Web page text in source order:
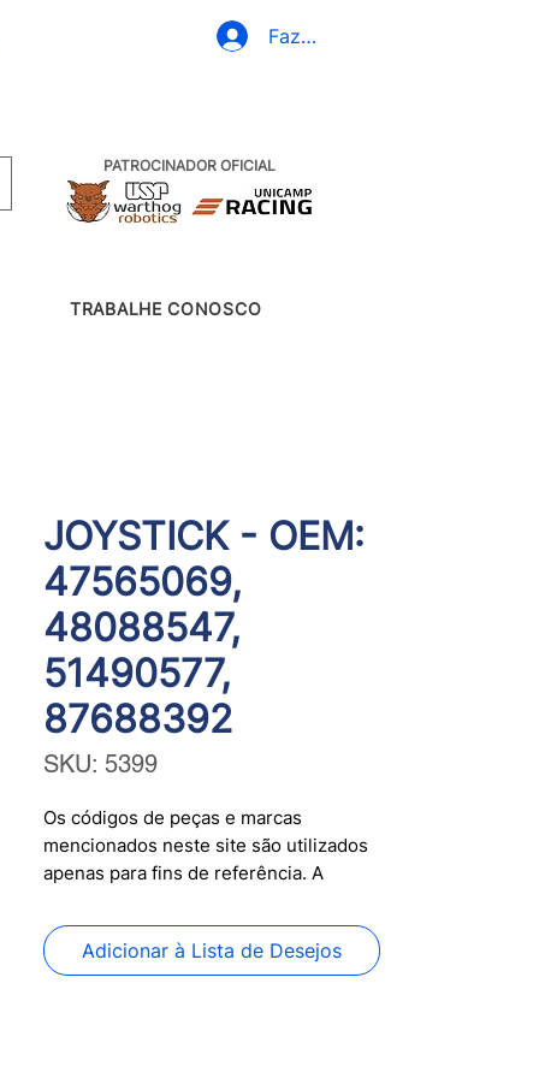
Fazer Login
PATROCINADOR OFICIAL
TRABALHE CONOSCO
JOYSTICK - OEM:
47565069,
48088547,
51490577,
87688392
SKU: 5399
Os códigos de peças e marcas
mencionados neste site são utilizados
apenas para fins de referência. A
qualquer afiliação ou associação com
os fabricantes citados nas referências
deste site. Todos os nomes, marcas e
Adicionar à Lista de Desejos